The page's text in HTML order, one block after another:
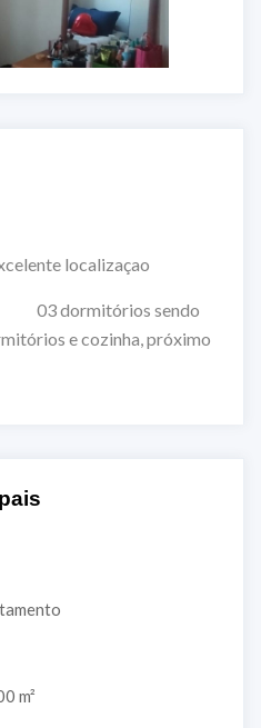
localizaçao
sendo
e cozinha, próximo
m²